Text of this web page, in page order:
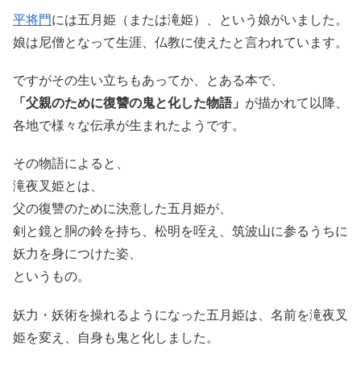
平将門には五月姫（または滝姫）、という娘がいました。
娘は尼僧となって生涯、仏教に使えたと言われています。
ですがその生い立ちもあってか、とある本で、
「父親のために復讐の鬼と化した物語」 が描かれて以降、
各地で様々な伝承が生まれたようです。
その物語によると、
滝夜叉姫とは、
父の復讐のために決意した五月姫が、
剣と鏡と胴の鈴を持ち、松明を咥え、筑波山に参るうちに
妖力を身につけた姿、
というもの。
妖力・妖術を操れるようになった五月姫は、名前を滝夜叉
姫を変え、自身も鬼と化しました。